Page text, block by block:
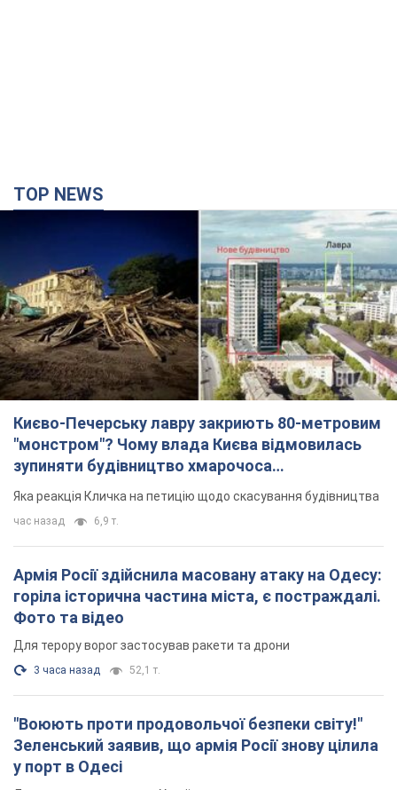
TOP NEWS
Києво-Печерську лавру закриють 80-метровим
"монстром"? Чому влада Києва відмовилась
зупиняти будівництво хмарочоса
"московського вірянина"
Яка реакція Кличка на петицію щодо скасування будівництва
час назад 6,9 т.
Армія Росії здійснила масовану атаку на Одесу:
горіла історична частина міста, є постраждалі.
Фото та відео
Для терору ворог застосував ракети та дрони
3 часа назад 52,1 т.
"Воюють проти продовольчої безпеки світу!"
Зеленський заявив, що армія Росії знову цілила
у порт в Одесі